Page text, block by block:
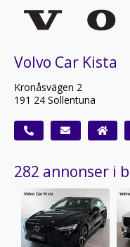
Volvo Car Kista
Kronåsvägen 2
191 24 Sollentuna
282 annonser i